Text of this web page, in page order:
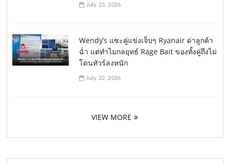
July 23, 2026
Wendy’s แซะคู่แข่งเจ็บๆ Ryanair ด่าลูกค้า
ฉ่ำ แต่ทำไมกลยุทธ์ Rage Bait ของทั้งคู่ถึงไม่
โดนทัวร์ลงหนัก
July 22, 2026
VIEW MORE